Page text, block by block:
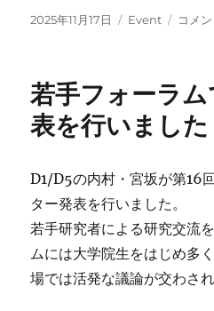
投
2025年11月17日
カ
ー
Event
NIBB
加
ま
に
コメン
若手フォーラ
表を行いました
D1/D5の内村・宮坂が第16
ター発表を行いました。
若手研究者による研究交流
ムには大学院生をはじめ多
場では活発な議論が交わされ